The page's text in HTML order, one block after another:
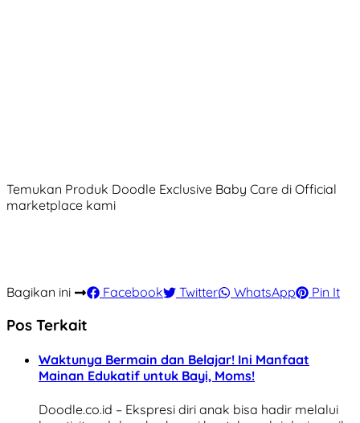
Temukan Produk Doodle Exclusive Baby Care di Official
marketplace kami
Bagikan ini Facebook Twitter WhatsApp Pin It
Pos Terkait
Waktunya Bermain dan Belajar! Ini Manfaat
Mainan Edukatif untuk Bayi, Moms!
Doodle.co.id – Ekspresi diri anak bisa hadir melalui